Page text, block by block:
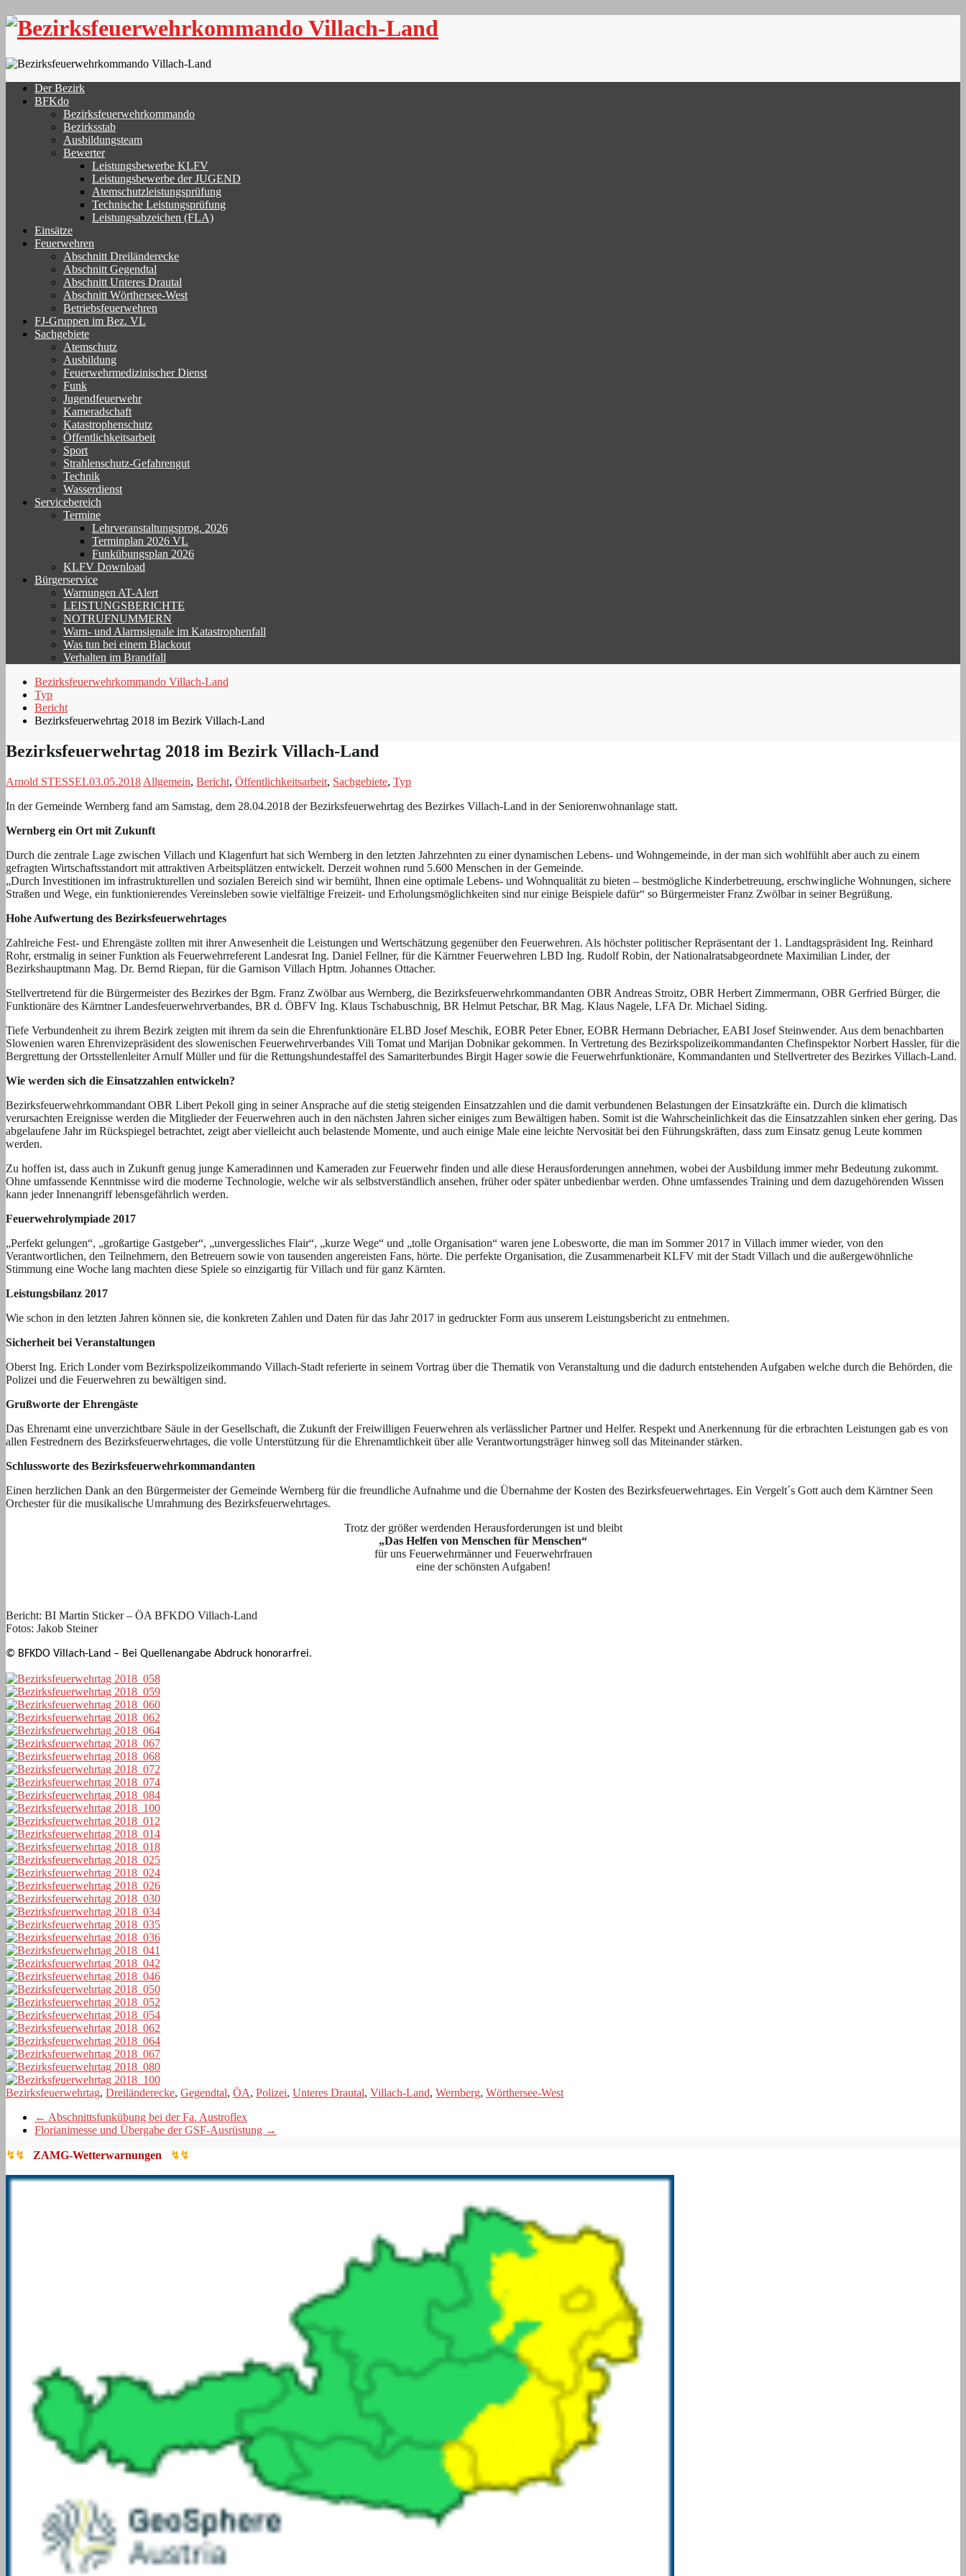
Skip
Der Bezirk
BFKdo
Bezirksfeuerwehrkommando
Bezirksstab
Ausbildungsteam
Bewerter
Leistungsbewerbe KLFV
Leistungsbewerbe der JUGEND
Atemschutzleistungsprüfung
Technische Leistungsprüfung
Leistungsabzeichen (FLA)
Einsätze
Feuerwehren
Abschnitt Dreiländerecke
Abschnitt Gegendtal
Abschnitt Unteres Drautal
Abschnitt Wörthersee-West
Betriebsfeuerwehren
FJ-Gruppen im Bez. VL
Sachgebiete
Atemschutz
Ausbildung
Feuerwehrmedizinischer Dienst
Funk
Jugendfeuerwehr
Kameradschaft
Katastrophenschutz
Öffentlichkeitsarbeit
Sport
Strahlenschutz-Gefahrengut
Technik
Wasserdienst
Servicebereich
Termine
Lehrveranstaltungsprog. 2026
Terminplan 2026 VL
Funkübungsplan 2026
KLFV Download
Bürgerservice
Warnungen AT-Alert
LEISTUNGSBERICHTE
NOTRUFNUMMERN
Warn- und Alarmsignale im Katastrophenfall
Was tun bei einem Blackout
Verhalten im Brandfall
Bezirksfeuerwehrkommando Villach-Land
Typ
Bericht
Bezirksfeuerwehrtag 2018 im Bezirk Villach-Land
Bezirksfeuerwehrtag 2018 im Bezirk Villach-Land
Arnold STESSEL03.05.2018 Allgemein, Bericht, Öffentlichkeitsarbeit, Sachgebiete, Typ
In der Gemeinde Wernberg fand am Samstag, dem 28.04.2018 der Bezirksfeuerwehrtag des Bezirkes Villach-Land in der Seniorenwohnanlage statt.
Wernberg ein Ort mit Zukunft
Durch die zentrale Lage zwischen Villach und Klagenfurt hat sich Wernberg in den letzten Jahrzehnten zu einer dynamischen Lebens- und Wohngemeinde, in der man sich wohlfühlt aber auch zu einem
gefragten Wirtschaftsstandort mit attraktiven Arbeitsplätzen entwickelt. Derzeit wohnen rund 5.600 Menschen in der Gemeinde.
„Durch Investitionen im infrastrukturellen und sozialen Bereich sind wir bemüht, Ihnen eine optimale Lebens- und Wohnqualität zu bieten – bestmögliche Kinderbetreuung, erschwingliche Wohnungen, sichere
Straßen und Wege, ein funktionierendes Vereinsleben sowie vielfältige Freizeit- und Erholungsmöglichkeiten sind nur einige Beispiele dafür“ so Bürgermeister Franz Zwölbar in seiner Begrüßung.
Hohe Aufwertung des Bezirksfeuerwehrtages
Zahlreiche Fest- und Ehrengäste zollten mit ihrer Anwesenheit die Leistungen und Wertschätzung gegenüber den Feuerwehren. Als höchster politischer Repräsentant der 1. Landtagspräsident Ing. Reinhard
Rohr, erstmalig in seiner Funktion als Feuerwehrreferent Landesrat Ing. Daniel Fellner, für die Kärntner Feuerwehren LBD Ing. Rudolf Robin, der Nationalratsabgeordnete Maximilian Linder, der
Bezirkshauptmann Mag. Dr. Bernd Riepan, für die Garnison Villach Hptm. Johannes Ottacher.
Stellvertretend für die Bürgermeister des Bezirkes der Bgm. Franz Zwölbar aus Wernberg, die Bezirksfeuerwehrkommandanten OBR Andreas Stroitz, OBR Herbert Zimmermann, OBR Gerfried Bürger, die
Funktionäre des Kärntner Landesfeuerwehrverbandes, BR d. ÖBFV Ing. Klaus Tschabuschnig, BR Helmut Petschar, BR Mag. Klaus Nagele, LFA Dr. Michael Siding.
Tiefe Verbundenheit zu ihrem Bezirk zeigten mit ihrem da sein die Ehrenfunktionäre ELBD Josef Meschik, EOBR Peter Ebner, EOBR Hermann Debriacher, EABI Josef Steinwender. Aus dem benachbarten
Slowenien waren Ehrenvizepräsident des slowenischen Feuerwehrverbandes Vili Tomat und Marijan Dobnikar gekommen. In Vertretung des Bezirkspolizeikommandanten Chefinspektor Norbert Hassler, für die
Bergrettung der Ortsstellenleiter Arnulf Müller und für die Rettungshundestaffel des Samariterbundes Birgit Hager sowie die Feuerwehrfunktionäre, Kommandanten und Stellvertreter des Bezirkes Villach-Land.
Wie werden sich die Einsatzzahlen entwickeln?
Bezirksfeuerwehrkommandant OBR Libert Pekoll ging in seiner Ansprache auf die stetig steigenden Einsatzzahlen und die damit verbundenen Belastungen der Einsatzkräfte ein. Durch die klimatisch
verursachten Ereignisse werden die Mitglieder der Feuerwehren auch in den nächsten Jahren sicher einiges zum Bewältigen haben. Somit ist die Wahrscheinlichkeit das die Einsatzzahlen sinken eher gering. Das
abgelaufene Jahr im Rückspiegel betrachtet, zeigt aber vielleicht auch belastende Momente, und auch einige Male eine leichte Nervosität bei den Führungskräften, dass zum Einsatz genug Leute kommen
werden.
Zu hoffen ist, dass auch in Zukunft genug junge Kameradinnen und Kameraden zur Feuerwehr finden und alle diese Herausforderungen annehmen, wobei der Ausbildung immer mehr Bedeutung zukommt.
Ohne umfassende Kenntnisse wird die moderne Technologie, welche wir als selbstverständlich ansehen, früher oder später unbedienbar werden. Ohne umfassendes Training und dem dazugehörenden Wissen
kann jeder Innenangriff lebensgefährlich werden.
Feuerwehrolympiade 2017
„Perfekt gelungen“, „großartige Gastgeber“, „unvergessliches Flair“, „kurze Wege“ und „tolle Organisation“ waren jene Lobesworte, die man im Sommer 2017 in Villach immer wieder, von den
Verantwortlichen, den Teilnehmern, den Betreuern sowie von tausenden angereisten Fans, hörte. Die perfekte Organisation, die Zusammenarbeit KLFV mit der Stadt Villach und die außergewöhnliche
Stimmung eine Woche lang machten diese Spiele so einzigartig für Villach und für ganz Kärnten.
Leistungsbilanz 2017
Wie schon in den letzten Jahren können sie, die konkreten Zahlen und Daten für das Jahr 2017 in gedruckter Form aus unserem Leistungsbericht zu entnehmen.
Sicherheit bei Veranstaltungen
Oberst Ing. Erich Londer vom Bezirkspolizeikommando Villach-Stadt referierte in seinem Vortrag über die Thematik von Veranstaltung und die dadurch entstehenden Aufgaben welche durch die Behörden, die
Polizei und die Feuerwehren zu bewältigen sind.
Grußworte der Ehrengäste
Das Ehrenamt eine unverzichtbare Säule in der Gesellschaft, die Zukunft der Freiwilligen Feuerwehren als verlässlicher Partner und Helfer. Respekt und Anerkennung für die erbrachten Leistungen gab es von
allen Festrednern des Bezirksfeuerwehrtages, die volle Unterstützung für die Ehrenamtlichkeit über alle Verantwortungsträger hinweg soll das Miteinander stärken.
Schlussworte des Bezirksfeuerwehrkommandanten
Einen herzlichen Dank an den Bürgermeister der Gemeinde Wernberg für die freundliche Aufnahme und die Übernahme der Kosten des Bezirksfeuerwehrtages. Ein Vergelt´s Gott auch dem Kärntner Seen
Orchester für die musikalische Umrahmung des Bezirksfeuerwehrtages.
Trotz der größer werdenden Herausforderungen ist und bleibt
„Das Helfen von Menschen für Menschen“
für uns Feuerwehrmänner und Feuerwehrfrauen
eine der schönsten Aufgaben!
Bericht: BI Martin Sticker – ÖA BFKDO Villach-Land
Fotos: Jakob Steiner
© BFKDO Villach-Land – Bei Quellenangabe Abdruck honorarfrei.
Bezirksfeuerwehrtag, Dreiländerecke, Gegendtal, ÖA, Polizei, Unteres Drautal, Villach-Land, Wernberg, Wörthersee-West
← Abschnittsfunkübung bei der Fa. Austroflex
Florianimesse und Übergabe der GSF-Ausrüstung →
↯↯ ZAMG-Wetterwarnungen ↯↯